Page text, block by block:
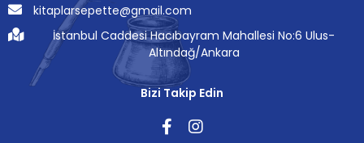
kitaplarsepette@gmail.com
İstanbul Caddesi Hacıbayram Mahallesi No:6 Ulus-
Altındağ/Ankara
Bizi Takip Edin